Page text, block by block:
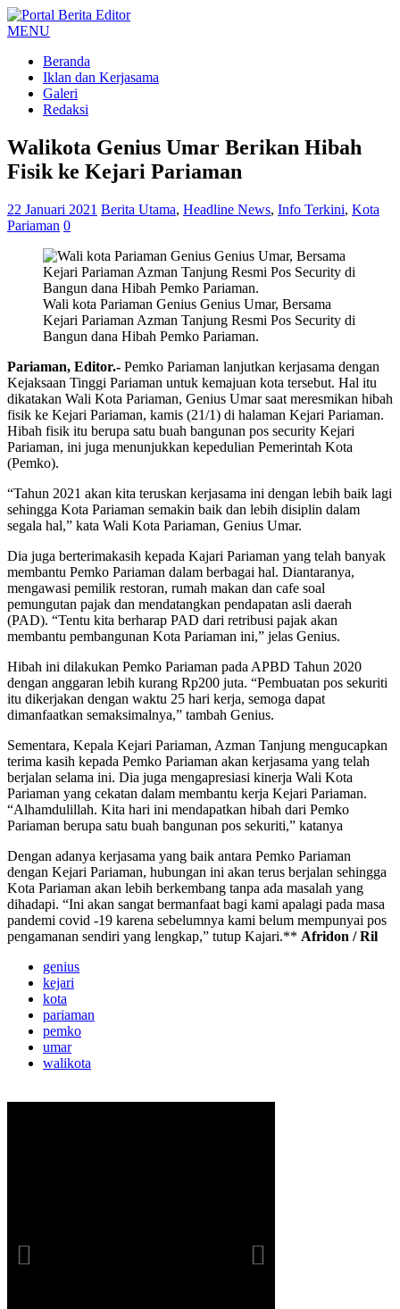
MENU
Beranda
Iklan dan Kerjasama
Galeri
Redaksi
Walikota Genius Umar Berikan Hibah
Fisik ke Kejari Pariaman
22 Januari 2021 Berita Utama, Headline News, Info Terkini, Kota
Pariaman 0
Wali kota Pariaman Genius Genius Umar, Bersama
Kejari Pariaman Azman Tanjung Resmi Pos Security di
Bangun dana Hibah Pemko Pariaman.
Pariaman, Editor.- Pemko Pariaman lanjutkan kerjasama dengan
Kejaksaan Tinggi Pariaman untuk kemajuan kota tersebut. Hal itu
dikatakan Wali Kota Pariaman, Genius Umar saat meresmikan hibah
fisik ke Kejari Pariaman, kamis (21/1) di halaman Kejari Pariaman.
Hibah fisik itu berupa satu buah bangunan pos security Kejari
Pariaman, ini juga menunjukkan kepedulian Pemerintah Kota
(Pemko).
“Tahun 2021 akan kita teruskan kerjasama ini dengan lebih baik lagi
sehingga Kota Pariaman semakin baik dan lebih disiplin dalam
segala hal,” kata Wali Kota Pariaman, Genius Umar.
Dia juga berterimakasih kepada Kajari Pariaman yang telah banyak
membantu Pemko Pariaman dalam berbagai hal. Diantaranya,
mengawasi pemilik restoran, rumah makan dan cafe soal
pemungutan pajak dan mendatangkan pendapatan asli daerah
(PAD). “Tentu kita berharap PAD dari retribusi pajak akan
membantu pembangunan Kota Pariaman ini,” jelas Genius.
Hibah ini dilakukan Pemko Pariaman pada APBD Tahun 2020
dengan anggaran lebih kurang Rp200 juta. “Pembuatan pos sekuriti
itu dikerjakan dengan waktu 25 hari kerja, semoga dapat
dimanfaatkan semaksimalnya,” tambah Genius.
Sementara, Kepala Kejari Pariaman, Azman Tanjung mengucapkan
terima kasih kepada Pemko Pariaman akan kerjasama yang telah
berjalan selama ini. Dia juga mengapresiasi kinerja Wali Kota
Pariaman yang cekatan dalam membantu kerja Kejari Pariaman.
“Alhamdulillah. Kita hari ini mendapatkan hibah dari Pemko
Pariaman berupa satu buah bangunan pos sekuriti,” katanya
Dengan adanya kerjasama yang baik antara Pemko Pariaman
dengan Kejari Pariaman, hubungan ini akan terus berjalan sehingga
Kota Pariaman akan lebih berkembang tanpa ada masalah yang
dihadapi. “Ini akan sangat bermanfaat bagi kami apalagi pada masa
pandemi covid -19 karena sebelumnya kami belum mempunyai pos
pengamanan sendiri yang lengkap,” tutup Kajari.** Afridon / Ril
genius
kejari
kota
pariaman
pemko
umar
walikota